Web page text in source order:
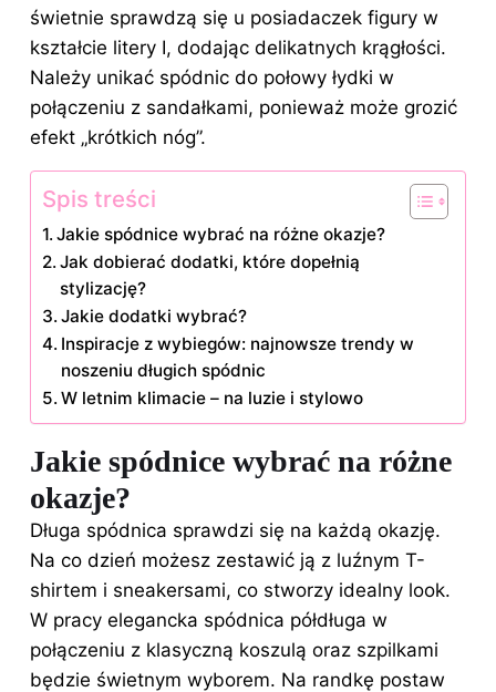
świetnie sprawdzą się u posiadaczek figury w
kształcie litery I, dodając delikatnych krągłości.
Należy unikać spódnic do połowy łydki w
połączeniu z sandałkami, ponieważ może grozić
efekt „krótkich nóg”.
Spis treści
Jakie spódnice wybrać na różne okazje?
Jak dobierać dodatki, które dopełnią
stylizację?
Jakie dodatki wybrać?
Inspiracje z wybiegów: najnowsze trendy w
noszeniu długich spódnic
W letnim klimacie – na luzie i stylowo
Jakie spódnice wybrać na różne
okazje?
Długa spódnica sprawdzi się na każdą okazję.
Na co dzień możesz zestawić ją z luźnym T-
shirtem i sneakersami, co stworzy idealny look.
W pracy elegancka spódnica półdługa w
połączeniu z klasyczną koszulą oraz szpilkami
będzie świetnym wyborem. Na randkę postaw